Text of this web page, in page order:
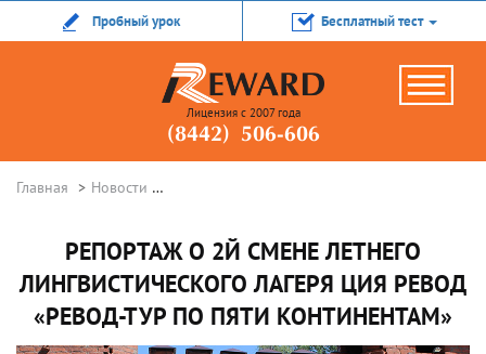
Пробный урок Бесплатный тест
Лицензия с 2007 года
(8442) 506-606
Главная Новости
РЕПОРТАЖ О 2Й СМЕНЕ ЛЕТНЕГО
ЛИНГВИСТИЧЕСКОГО ЛАГЕРЯ ЦИЯ РЕВОД
«РЕВОД-ТУР ПО ПЯТИ КОНТИНЕНТАМ»